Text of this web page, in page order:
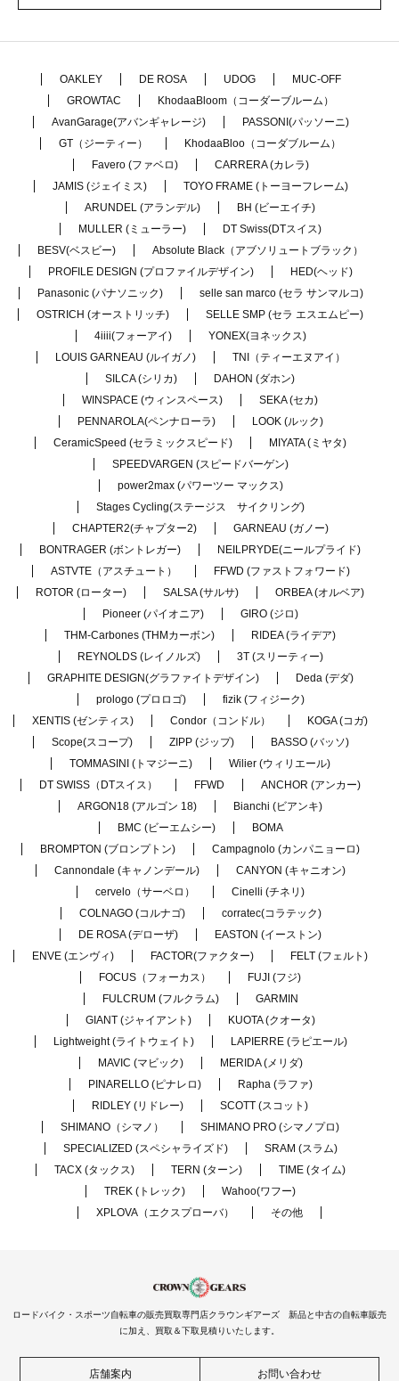
OAKLEY DE ROSA UDOG
MUC-OFF
GROWTAC
KhodaaBloom（コーダーブルーム）
AvanGarage(アバンギャレージ)
PASSONI(パッソーニ)
GT（ジーティー）
KhodaaBloo（コーダブルーム）
Favero (ファベロ)
CARRERA (カレラ)
JAMIS (ジェイミス)
TOYO FRAME (トーヨーフレーム)
ARUNDEL (アランデル)
BH (ビーエイチ)
MULLER (ミューラー)
DT Swiss(DTスイス)
BESV(ベスビー)
Absolute Black（アブソリュートブラック）
PROFILE DESIGN (プロファイルデザイン)
HED(ヘッド)
Panasonic (パナソニック)
selle san marco (セラ サンマルコ)
OSTRICH (オーストリッチ)
SELLE SMP (セラ エスエムピー)
4iiii(フォーアイ)
YONEX(ヨネックス)
LOUIS GARNEAU (ルイガノ)
TNI（ティーエヌアイ）
SILCA (シリカ)
DAHON (ダホン)
WINSPACE (ウィンスペース)
SEKA (セカ)
PENNAROLA(ペンナローラ)
LOOK (ルック)
CeramicSpeed (セラミックスピード)
MIYATA (ミヤタ)
SPEEDVARGEN (スピードバーゲン)
power2max (パワーツー マックス)
Stages Cycling(ステージス サイクリング)
CHAPTER2(チャプター2)
GARNEAU (ガノー)
BONTRAGER (ボントレガー)
NEILPRYDE(ニールプライド)
ASTVTE（アスチュート）
FFWD (ファストフォワード)
ROTOR (ローター)
SALSA (サルサ)
ORBEA (オルベア)
Pioneer (パイオニア)
GIRO (ジロ)
THM-Carbones (THMカーボン)
RIDEA (ライデア)
REYNOLDS (レイノルズ)
3T (スリーティー)
GRAPHITE DESIGN(グラファイトデザイン)
Deda (デダ)
prologo (プロロゴ)
fizik (フィジーク)
XENTIS (ゼンティス)
Condor（コンドル）
KOGA (コガ)
Scope(スコープ)
ZIPP (ジップ)
BASSO (バッソ)
TOMMASINI (トマジーニ)
Wilier (ウィリエール)
DT SWISS（DTスイス）
FFWD
ANCHOR (アンカー)
ARGON18 (アルゴン 18)
Bianchi (ビアンキ)
BMC (ビーエムシー)
BOMA
BROMPTON (ブロンプトン)
Campagnolo (カンパニョーロ)
Cannondale (キャノンデール)
CANYON (キャニオン)
cervelo（サーベロ）
Cinelli (チネリ)
COLNAGO (コルナゴ)
corratec(コラテック)
DE ROSA (デローザ)
EASTON (イーストン)
ENVE (エンヴィ)
FACTOR(ファクター)
FELT (フェルト)
FOCUS（フォーカス）
FUJI (フジ)
FULCRUM (フルクラム)
GARMIN
GIANT (ジャイアント)
KUOTA (クオータ)
Lightweight (ライトウェイト)
LAPIERRE (ラピエール)
MAVIC (マビック)
MERIDA (メリダ)
PINARELLO (ピナレロ)
Rapha (ラファ)
RIDLEY (リドレー)
SCOTT (スコット)
SHIMANO（シマノ）
SHIMANO PRO (シマノプロ)
SPECIALIZED (スペシャライズド)
SRAM (スラム)
TACX (タックス)
TERN (ターン)
TIME (タイム)
TREK (トレック)
Wahoo(ワフー)
XPLOVA（エクスプローバ）
その他
ロードバイク・スポーツ自転車の販売買取専門店クラウンギアーズ 新品と中古の自転車販売
に加え、買取＆下取見積りいたします。
店舗案内 お問い合わせ